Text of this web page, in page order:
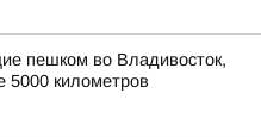
пешком во Владивосток,
5000 километров